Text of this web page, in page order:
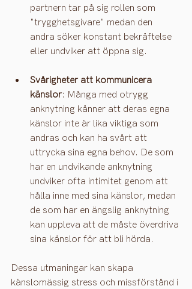
partnern tar på sig rollen som
"trygghetsgivare" medan den
andra söker konstant bekräftelse
eller undviker att öppna sig​.
Svårigheter att kommunicera
känslor: Många med otrygg
anknytning känner att deras egna
känslor inte är lika viktiga som
andras och kan ha svårt att
uttrycka sina egna behov. De som
har en undvikande anknytning
undviker ofta intimitet genom att
hålla inne med sina känslor, medan
de som har en ängslig anknytning
kan uppleva att de måste överdriva
sina känslor för att bli hörda.
Dessa utmaningar kan skapa
känslomässig stress och missförstånd i